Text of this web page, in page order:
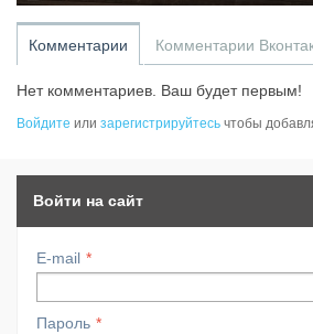
Комментарии Комментарии
Нет комментариев. Ваш будет первым!
Войдите или зарегистрируйтесь чтобы
Войти на сайт
E-mail
Пароль